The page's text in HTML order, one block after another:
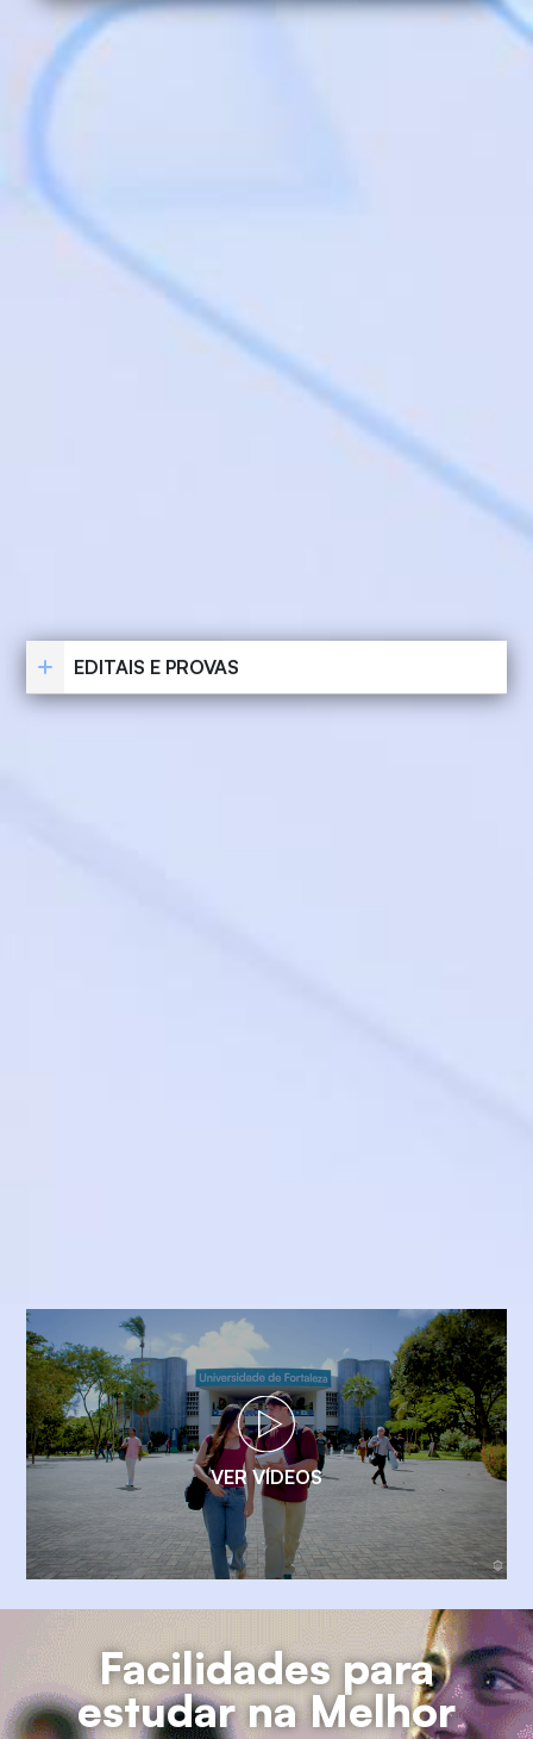
EDITAIS E PROVAS
VER VÍDEOS
Facilidades para
estudar na Melhor